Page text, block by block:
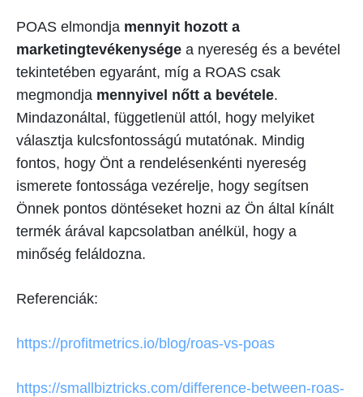
POAS elmondja mennyit hozott a
marketingtevékenysége a nyereség és a bevétel
tekintetében egyaránt, míg a ROAS csak
megmondja mennyivel nőtt a bevétele.
Mindazonáltal, függetlenül attól, hogy melyiket
választja kulcsfontosságú mutatónak. Mindig
fontos, hogy Önt a rendelésenkénti nyereség
ismerete fontossága vezérelje, hogy segítsen
Önnek pontos döntéseket hozni az Ön által kínált
termék árával kapcsolatban anélkül, hogy a
minőség feláldozna.
Referenciák:
https://profitmetrics.io/blog/roas-vs-poas
https://smallbiztricks.com/difference-between-roas-